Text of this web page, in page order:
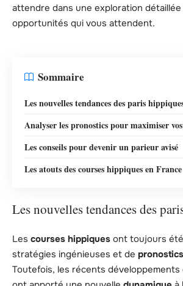
attendre dans une exploration
opportunités qui vous attendent.
Sommaire
Les nouvelles tendances des paris
Analyser les pronostics pour maximiser
Les conseils pour devenir un parieur avisé
Les atouts des courses hippiques en France
Les nouvelles tendances des
Les courses hippiques ont toujours
stratégies ingénieuses et de pronostics
Toutefois, les récents